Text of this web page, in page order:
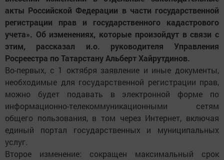
акты Российской Федерации в части государственной
регистрации прав и государственного кадастрового
учета». Об изменениях, которые произойдут в связи с
этим, рассказал и.о. руководителя Управления
Росреестра по Татарстану Альберт Хайрутдинов.
Во-первых, с 1 октября заявление и иные документы,
необходимые для государственной регистрации прав,
можно будет подавать в электронной форме по
информационно-телекоммуникационными сетям
общего пользования, в том через Интернет, включая
единый портал государственных и муниципальных
услуг.
Второе изменение: сокращен максимальный срок